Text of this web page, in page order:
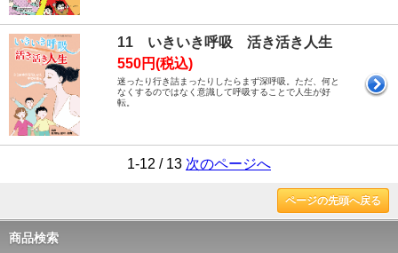
11 いきいき呼吸 活き活き人生
550円(税込)
迷ったり行き詰まったりしたらまず深呼吸。ただ、何と
なくするのではなく意識して呼吸することで人生が好
転。
1-12 / 13 次のページへ
ページの先頭へ戻る
商品検索